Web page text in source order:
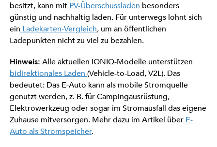
besitzt, kann mit PV-Überschussladen besonders
günstig und nachhaltig laden. Für unterwegs lohnt sich
ein Ladekarten-Vergleich, um an öffentlichen
Ladepunkten nicht zu viel zu bezahlen.
Hinweis: Alle aktuellen IONIQ-Modelle unterstützen
bidirektionales Laden (Vehicle-to-Load, V2L). Das
bedeutet: Das E-Auto kann als mobile Stromquelle
genutzt werden, z. B. für Campingausrüstung,
Elektrowerkzeug oder sogar im Stromausfall das eigene
Zuhause mitversorgen. Mehr dazu im Artikel über E-
Auto als Stromspeicher.